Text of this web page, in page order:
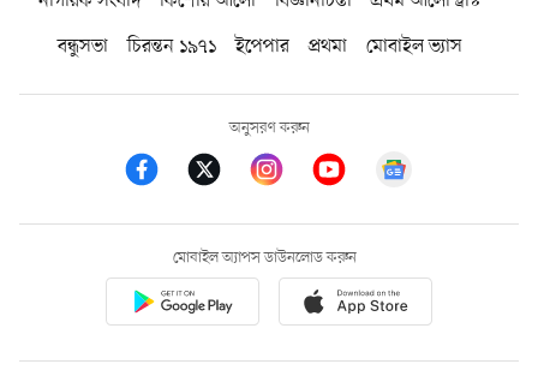
বন্ধুসভা
চিরন্তন ১৯৭১ ইপেপার প্রথমা মোবাইল ভ্যাস
অনুসরণ করুন
মোবাইল অ্যাপস ডাউনলোড করুন